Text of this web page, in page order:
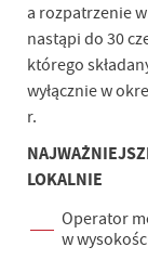
a rozpatrzenie
nastąpi do 30
którego
wyłącznie w
r.
LOKALNIE
Operator
w